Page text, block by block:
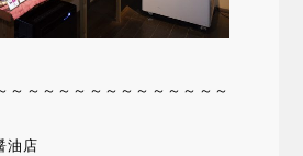
～～～～～～～～～～～～～～
油店